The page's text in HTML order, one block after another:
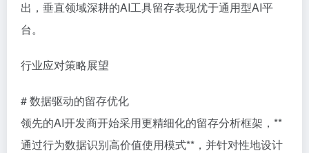
出，垂直领域深耕的AI工具留存表现优于通用型AI平
台。
行业应对策略展望
# 数据驱动的留存优化
领先的AI开发商开始采用更精细化的留存分析框架，**
通过行为数据识别高价值使用模式**，并针对性地设计